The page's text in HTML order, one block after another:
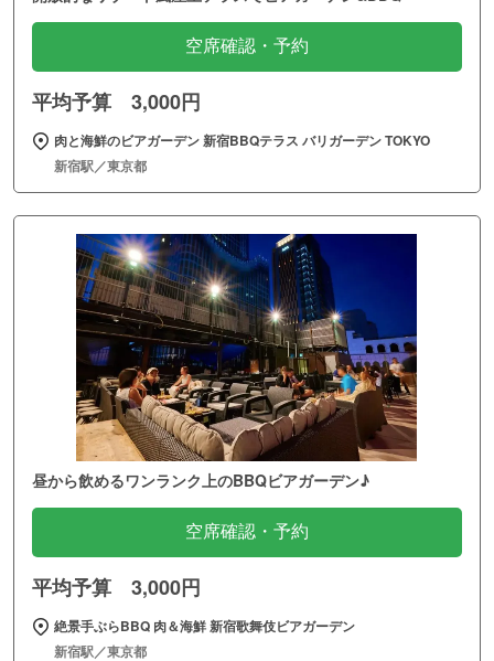
空席確認・予約
平均予算 3,000円
肉と海鮮のビアガーデン 新宿BBQテラス バリガーデン TOKYO
新宿駅／東京都
昼から飲めるワンランク上のBBQビアガーデン♪
空席確認・予約
平均予算 3,000円
絶景手ぶらBBQ 肉＆海鮮 新宿歌舞伎ビアガーデン
新宿駅／東京都